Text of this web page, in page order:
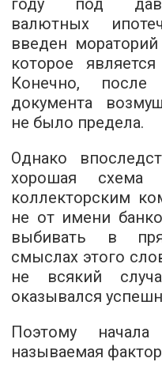
году под
валютных
введен
которое
Конечно, после
документа
не было предела.
Однако
хорошая схема
коллекторским
не от имени
выбивать в
смыслах этого
не всякий
оказывался
Поэтому начала
называемая